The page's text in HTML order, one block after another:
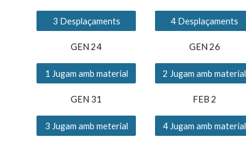
3 Desplaçaments
GEN 24
1 Jugam amb material
GEN 31
3 Jugam amb meterial
4 Desplaçaments
GEN 26
2 Jugam amb material
FEB 2
4 Jugam amb material